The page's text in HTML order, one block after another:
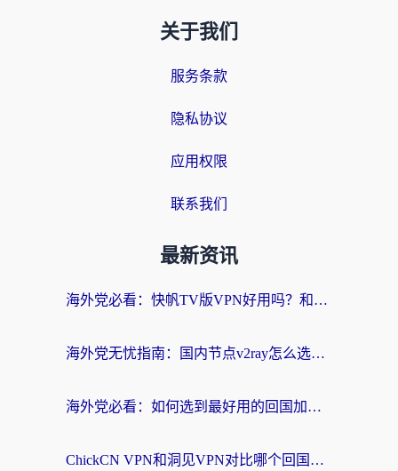
关于我们
服务条款
隐私协议
应用权限
联系我们
最新资讯
海外党必看：快帆TV版VPN好用吗？和快游VPN对比哪个回国效果更好？附实用避坑指南
海外党无忧指南：国内节点v2ray怎么选？一键回国VPN+多场景实测帮你避坑
海外党必看：如何选到最好用的回国加速器？从节点到售后的全维度指南
ChickCN VPN和洞见VPN对比哪个回国效果更好？海外党亲测3款加速器+避坑指南